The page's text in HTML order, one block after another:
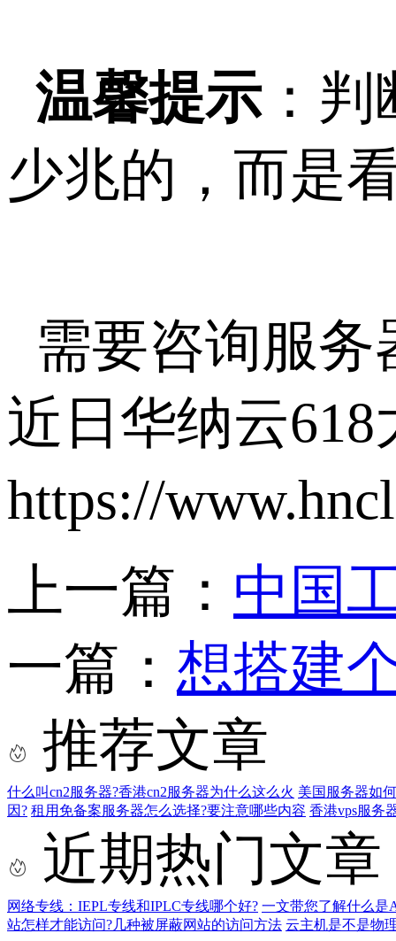
温馨提示：判
少兆的，而是
需要咨询服
近日华纳云
https://
上一篇： 中国
一篇： 想搭建
推荐文章
什么叫cn2服务器?香港cn2服务器为什么这么火 美国服务器如
因? 租用免备案服务器怎么选择?要注意哪些内容 香港vps服务
近期热门文章
网络专线：IEPL专线和IPLC专线哪个好? 一文带您了解什么是
站怎样才能访问?几种被屏蔽网站的访问方法 云主机是不是物